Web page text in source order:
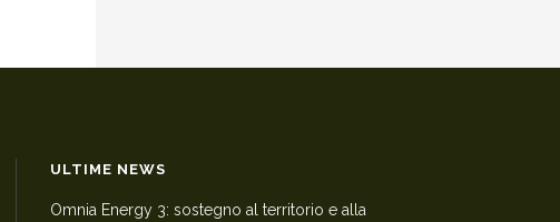
ULTIME NEWS
Omnia Energy 3: sostegno al territorio e alla